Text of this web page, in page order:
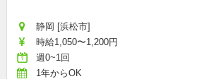
静岡 [浜松市]
時給1,050〜1,200円
週0~1回
1年からOK